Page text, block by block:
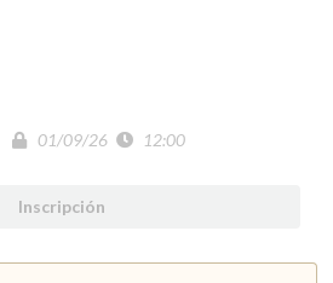
01/09/26 12:00
Inscripción